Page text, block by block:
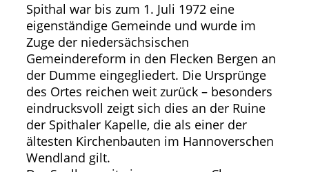
Spithal war bis zum 1. Juli 1972 eine
eigenständige Gemeinde und wurde im
Zuge der niedersächsischen
Gemeindereform in den Flecken Bergen an
der Dumme eingegliedert. Die Ursprünge
des Ortes reichen weit zurück – besonders
eindrucksvoll zeigt sich dies an der Ruine
der Spithaler Kapelle, die als einer der
ältesten Kirchenbauten im Hannoverschen
Wendland gilt.